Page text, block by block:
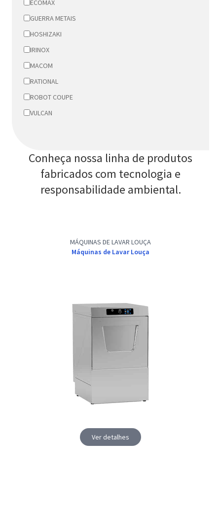
ECOMAX
GUERRA METAIS
HOSHIZAKI
IRINOX
MACOM
RATIONAL
ROBOT COUPE
VULCAN
Conheça nossa linha de produtos
fabricados com tecnologia e
responsabilidade ambiental.
MÁQUINAS DE LAVAR LOUÇA
Máquinas de Lavar Louça
Ver detalhes